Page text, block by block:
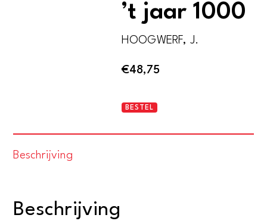
’t jaar 1000
HOOGWERF, J.
€48,75
Vaderlandsche
BESTEL
Beschrijving
Beschrijving